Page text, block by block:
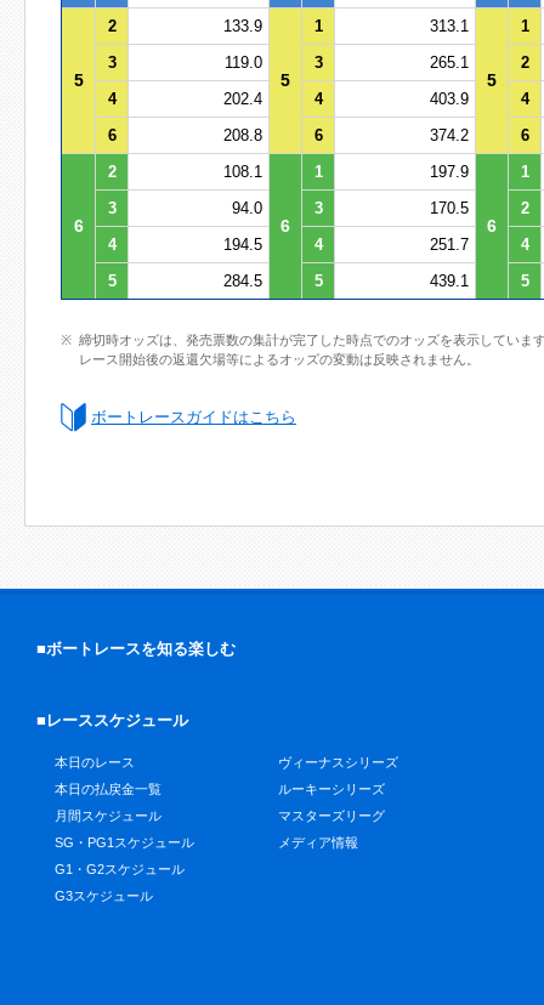
5
2 133.9
5
1 313.1
5
1
3
119.0 3 265.1
2
4
202.4 4 403.9
4
6
208.8 6 374.2 6
6
2 108.1
6
1 197.9
6
1
3
94.0 3 170.5
2
4
194.5 4 251.7
4
5
284.5 5 439.1 5
締切時オッズは、発売票数の集計が完了した時点でのオッズを表示していま
レース開始後の返還欠場等によるオッズの変動は反映されません。
ボートレースガイドはこちら
■ボートレースを知る楽しむ
■レーススケジュール
本日のレース
本日の払戻金一覧
月間スケジュール
SG・PG1スケジュール
G1・G2スケジュール
G3スケジュール
ヴィーナスシリーズ
ルーキーシリーズ
マスターズリーグ
メディア情報